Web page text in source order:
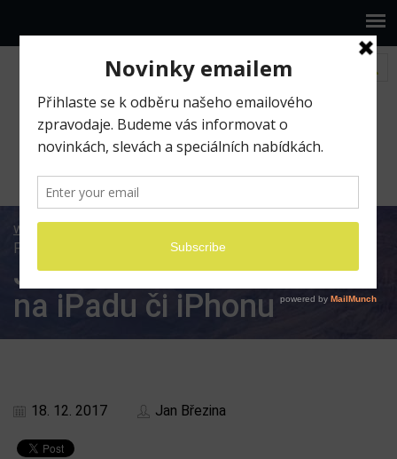
www.ilumio.cz
Jak uložit
PDF do iBooks na iPadu či iPhonu
Jak uložit PDF do iBooks
na iPadu či iPhonu
18. 12. 2017 Jan Březina